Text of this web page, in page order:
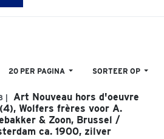
20 PER PAGINA SORTEER OP
Art Nouveau hors d'oeuvre
Wolfers frères voor A.
& Zoon, Brussel /
ca. 1900, zilver